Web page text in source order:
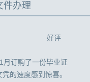
件办理
好评
月订购了一份毕业证
的速度感到惊喜。